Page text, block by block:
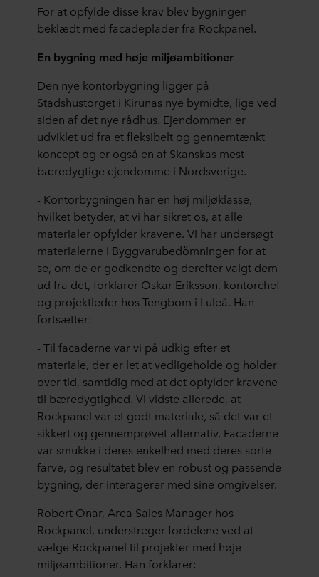
For at opfylde disse krav blev bygningen
beklædt med facadeplader fra Rockpanel.
En bygning med høje miljøambitioner
Den nye kontorbygning ligger på
Stadshustorget i Kirunas nye bymidte, lige ved
siden af det nye rådhus. Ejendommen er
udviklet ud fra et fleksibelt og gennemtænkt
koncept og er også en af Skanskas mest
bæredygtige ejendomme i Nordsverige.
- Kontorbygningen har en høj miljøklasse,
hvilket betyder, at vi har sikret os, at alle
materialer opfylder kravene. Vi har undersøgt
materialerne i Byggvarubedömningen for at
se, om de er godkendte og derefter valgt dem
ud fra det, forklarer Oskar Eriksson, kontorchef
og projektleder hos Tengbom i Luleå. Han
fortsætter:
- Til facaderne var vi på udkig efter et
materiale, der er let at vedligeholde og holder
over tid, samtidig med at det opfylder kravene
til bæredygtighed. Vi vidste allerede, at
Rockpanel var et godt materiale, så det var et
sikkert og gennemprøvet alternativ. Facaderne
var smukke i deres enkelhed med deres sorte
farve, og resultatet blev en robust og passende
bygning, der interagerer med sine omgivelser.
Robert Onar, Area Sales Manager hos
Rockpanel, understreger fordelene ved at
vælge Rockpanel til projekter med høje
miljøambitioner. Han forklarer: